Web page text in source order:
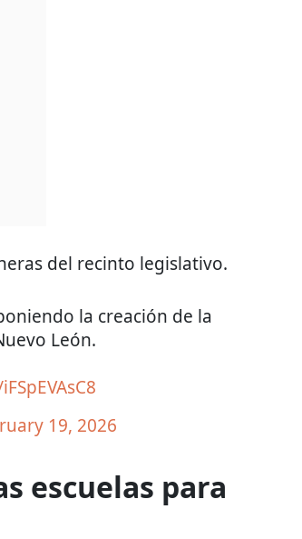
del recinto legislativo.
la creación de la
León.
19, 2026
escuelas para